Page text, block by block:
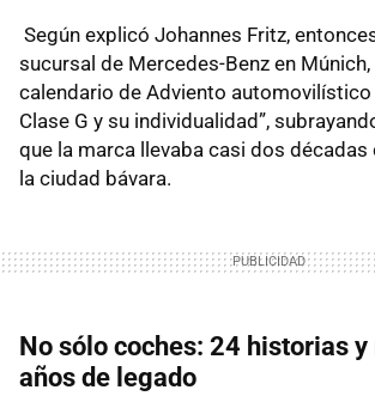
Según explicó Johannes Fritz,
sucursal de Mercedes-Benz en Múnich,
calendario de Adviento automovilístico
Clase G y su individualidad”,
que la marca llevaba casi dos décadas
la ciudad bávara.
No sólo coches: 24 historias
años de legado